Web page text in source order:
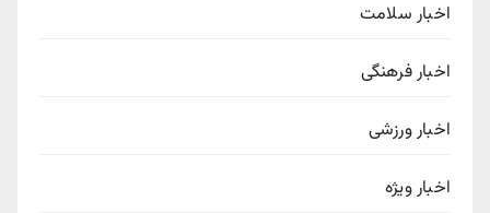
اخبار سلامت
اخبار فرهنگی
اخبار ورزشی
اخبار ویژه